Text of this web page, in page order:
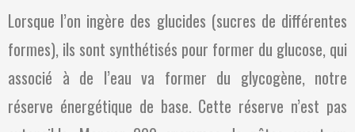
Lorsque l’on ingère des glucides (sucres de différentes
formes), ils sont synthétisés pour former du glucose, qui
associé à de l’eau va former du glycogène, notre
réserve énergétique de base. Cette réserve n’est pas